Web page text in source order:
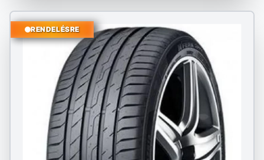
RENDELÉSRE